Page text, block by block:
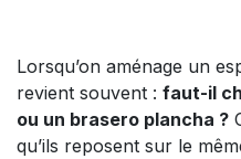
Lorsqu’on aménage un
revient souvent : faut-il
ou un brasero plancha ?
qu’ils reposent sur le